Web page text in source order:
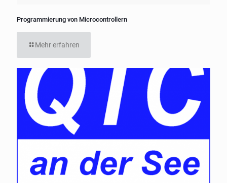
Programmierung von Microcontrollern
Mehr erfahren